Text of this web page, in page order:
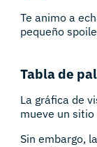
Te animo a
pequeño
Tabla de
La gráfica de
mueve un
Sin embargo,